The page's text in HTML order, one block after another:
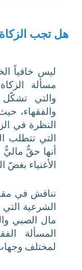
هل تجب
ليس خافياً
مسألة
والتي تشكّل
والفقهاء،
النظرة في
التي تتطلب
أنها حقٌّ
الأغنياء
نناقش في مقال
الشرعية
مال الصبي
المسألة
لمختلف